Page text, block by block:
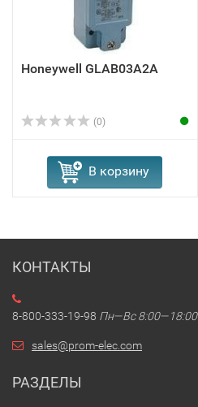
Honeywell GLAB03A2A
(0)
В корзину
КОНТАКТЫ
8-800-333-19-98 Пн—Вс 8:00—18:00
sales@prom-elec.com
РАЗДЕЛЫ